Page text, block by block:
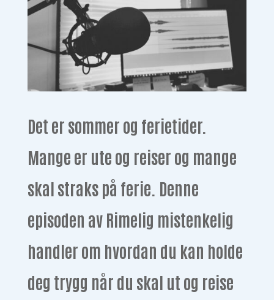
Det er sommer og ferietider.
Mange er ute og reiser og mange
skal straks på ferie. Denne
episoden av Rimelig mistenkelig
handler om hvordan du kan holde
deg trygg når du skal ut og reise